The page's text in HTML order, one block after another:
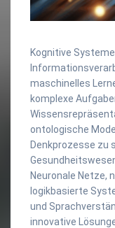
Kognitive
maschinelles
komplexe
ontologische
Denkprozesse zu
Neuronale Netze,
logikbasierte
und
innovative